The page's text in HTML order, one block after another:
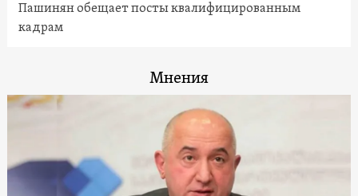
Пашинян обещает посты квалифицированным
кадрам
Мнения